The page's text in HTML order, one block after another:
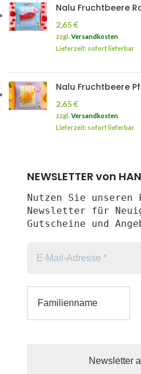
Nalu Fruchtbeere
2,65€
zzgl. Versandkosten
Lieferzeit: sofort lieferbar
Nalu Fruchtbeere
2,65€
zzgl. Versandkosten
Lieferzeit: sofort lieferbar
NEWSLETTER von
Nutzen Sie unseren
Newsletter für
Gutscheine und